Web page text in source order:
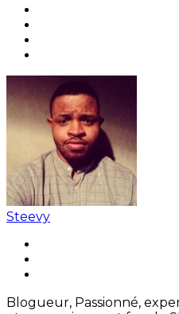
Steevy
Blogueur, Passionné,